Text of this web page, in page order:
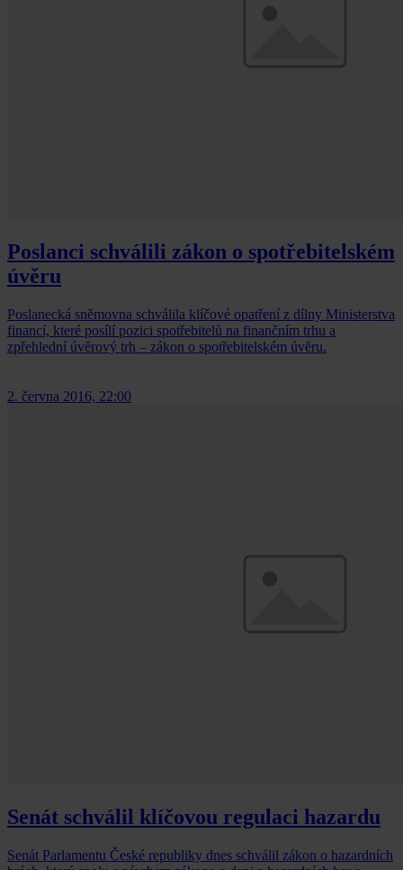
Poslanci schválili zákon o spotřebitelském
úvěru
Poslanecká sněmovna schválila klíčové opatření z dílny Ministerstva
financí, které posílí pozici spotřebitelů na finančním trhu a
zpřehlední úvěrový trh – zákon o spotřebitelském úvěru.
2. června 2016, 22:00
Senát schválil klíčovou regulaci hazardu
Senát Parlamentu České republiky dnes schválil zákon o hazardních